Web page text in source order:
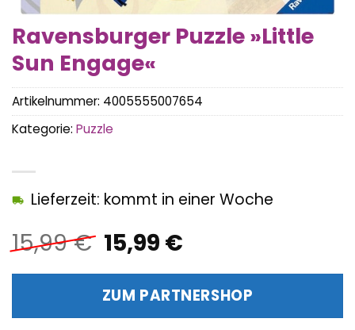
Ravensburger Puzzle »Little
Sun Engage«
15,99€ Ursprünglicher
Preis
war:
15,99 €
15,99 €Aktueller
ist:
15,99 €.
Lieferzeit: kommt in einer Woche
ZUM PARTNERSHOP
Artikelnummer: 4005555007654
Kategorie: Puzzle